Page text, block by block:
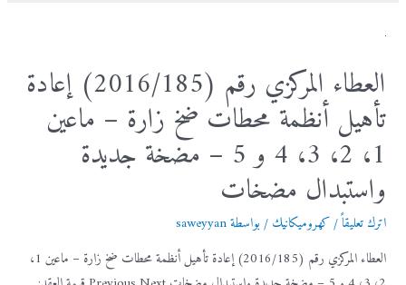
العطاء المركزي رقم (2016/185) إعادة
تأهيل أنظمة محطات ضخ زارة – ماعين
1، 2، 3، 4 و 5 – مضخة جديدة
واستبدال مضخات
اترك تعليقاً/كهروميكانيك / بواسطةsaweyyan
العطاء المركزي رقم (2016/185) إعادة تأهيل أنظمة محطات ضخ زارة – ماعين 1،